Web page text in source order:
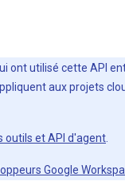
ont utilisé cette API
aux projets
outils et API d'agent
Google